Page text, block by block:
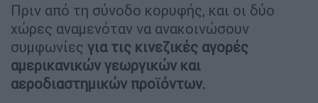
Πριν από τη σύνοδο κορυφής, και οι δύο
χώρες αναμενόταν να ανακοινώσουν
συμφωνίες για τις κινεζικές αγορές
αμερικανικών γεωργικών και
αεροδιαστημικών προϊόντων.